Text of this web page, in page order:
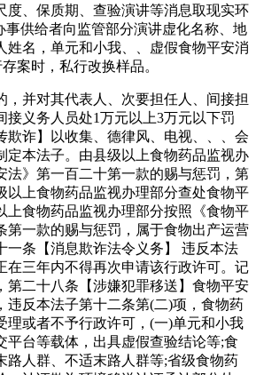
度、保质期、查验演讲等消息取现实环
事供给者向监管部分演讲虚化名称、地
姓名，单元和小我、、虚假食物平安消
案时，私行改换样品。
并对其代表人、次要担任人、间接担
接义务人员处1万元以上3万元以下罚
欺诈】以收集、德律风、电视、、、会
定本法子。由县级以上食物药品监视办
法》第一百二十第一款的赐与惩罚，第
以上食物药品监视办理部分查处食物平
上食物药品监视办理部分按照《食物平
第一款的赐与惩罚，属于食物出产运营
一条【消息欺诈法令义务】 违反本法
在三年内不得再次申请该行政许可。记
第二十八条【涉嫌犯罪移送】食物平安
违反本法子第十二条第(二)项，食物药
理或者不予行政许可，(一)单元和小我
平台等载体，出具虚假查验结论等;食
路人群、不适末路人群等;省级食物药